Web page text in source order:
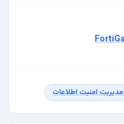
مدیریت امنیت اطلاعات